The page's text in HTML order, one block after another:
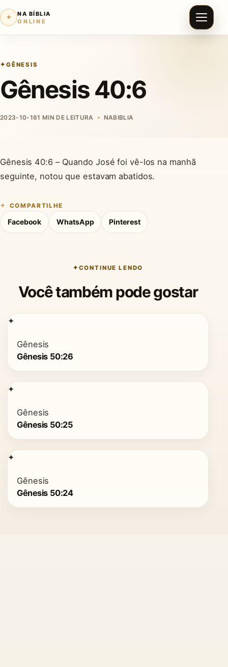
✦
NA BÍBLIA
ONLINE
GÊNESIS
Gênesis 40:6
2023-10-161 MIN DE LEITURA NABIBLIA
Gênesis 40:6 – Quando José foi vê-los na manhã
seguinte, notou que estavam abatidos.
COMPARTILHE
Facebook WhatsApp Pinterest
CONTINUE LENDO
Você também pode gostar
✦
Gênesis
Gênesis 50:26
✦
Gênesis
Gênesis 50:25
✦
Gênesis
Gênesis 50:24